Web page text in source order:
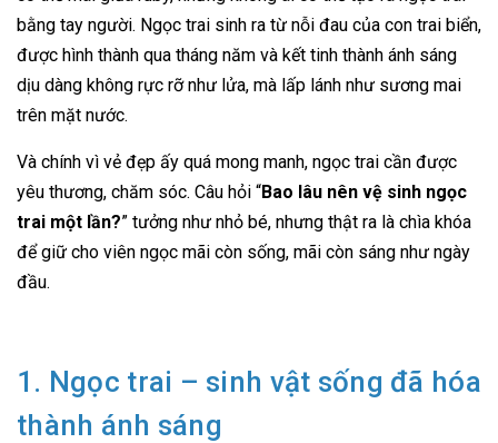
bằng tay người. Ngọc trai sinh ra từ nỗi đau của con trai biển,
được hình thành qua tháng năm và kết tinh thành ánh sáng
dịu dàng không rực rỡ như lửa, mà lấp lánh như sương mai
trên mặt nước.
Và chính vì vẻ đẹp ấy quá mong manh, ngọc trai cần được
yêu thương, chăm sóc. Câu hỏi “Bao lâu nên vệ sinh ngọc
trai một lần?” tưởng như nhỏ bé, nhưng thật ra là chìa khóa
để giữ cho viên ngọc mãi còn sống, mãi còn sáng như ngày
đầu.
1. Ngọc trai – sinh vật sống đã hóa
thành ánh sáng